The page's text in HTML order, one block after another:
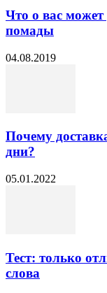
Что о вас
помады
04.08.2019
Почему
дни?
05.01.2022
Тест: только
слова